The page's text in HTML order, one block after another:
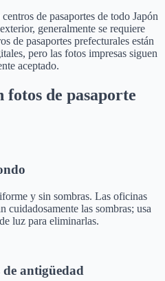
de pasaportes de todo Japón
generalmente se requiere
de pasaportes prefecturales están
pero las fotos impresas siguen
aceptado.
fotos de pasaporte
y sin sombras. Las oficinas
cuidadosamente las sombras; usa
luz para eliminarlas.
de antigüedad